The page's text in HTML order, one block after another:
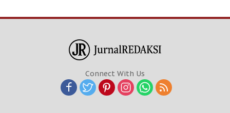
Connect With Us